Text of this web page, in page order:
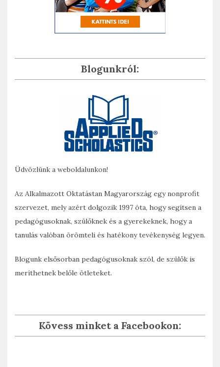
Blogunkról:
Üdvözlünk a weboldalunkon!
Az Alkalmazott Oktatástan Magyarország egy nonprofit
szervezet, mely azért dolgozik 1997 óta, hogy segítsen a
pedagógusoknak, szülőknek és a gyerekeknek, hogy a
tanulás valóban örömteli és hatékony tevékenység legyen.
Blogunk elsősorban pedagógusoknak szól, de szülők is
meríthetnek belőle ötleteket.
Kövess minket a Facebookon: